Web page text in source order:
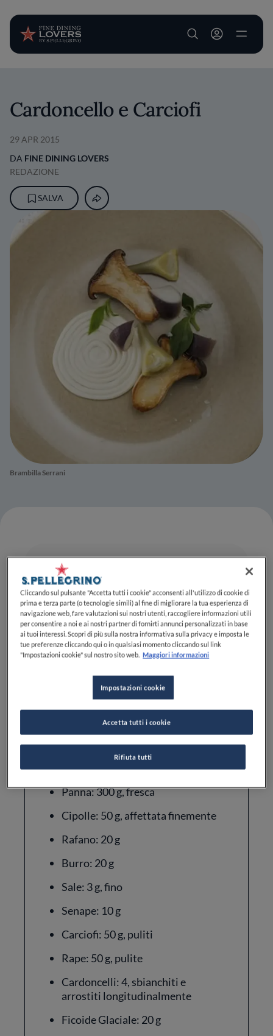
User account
Brambilla Serrani
Cardoncello e Carciofi
29 APR 2015
DA FINE DINING LOVERS
REDAZIONE
SALVA
MEDIA DIFFICOLTÀ
Ingredienti
crosta
Latte: 300 g, intero
Panna: 300 g, fresca
Cipolle: 50 g, affettata finemente
Rafano: 20 g
Burro: 20 g
Sale: 3 g, fino
Senape: 10 g
Carciofi: 50 g, puliti
Rape: 50 g, pulite
Cardoncelli: 4, sbianchiti e
arrostiti longitudinalmente
Ficoide Glaciale: 20 g
Cliccando sul pulsante "Accetta tutti i cookie" acconsenti all'utilizzo di cookie di
prima e terza parte (o tecnologie simili) al fine di migliorare la tua esperienza di
navigazione web, fare valutazioni sui nostri utenti, raccogliere informazioni utili
per consentire a noi e ai nostri partner di fornirti annunci personalizzati in base
ai tuoi interessi. Scopri di più sulla nostra informativa sulla privacy e imposta le
tue preferenze cliccando qui o in qualsiasi momento cliccando sul link
"Impostazioni cookie" sul nostro sito web. Maggiori informazioni
Impostazioni cookie
Rifiuta tutti
Accetta tutti i cookie